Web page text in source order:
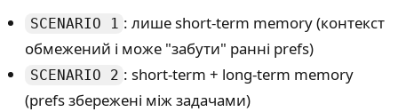
SCENARIO 1 : лише short-term memory (контекст
обмежений і може "забути" ранні prefs)
SCENARIO 2 : short-term + long-term memory
(prefs збережені між задачами)